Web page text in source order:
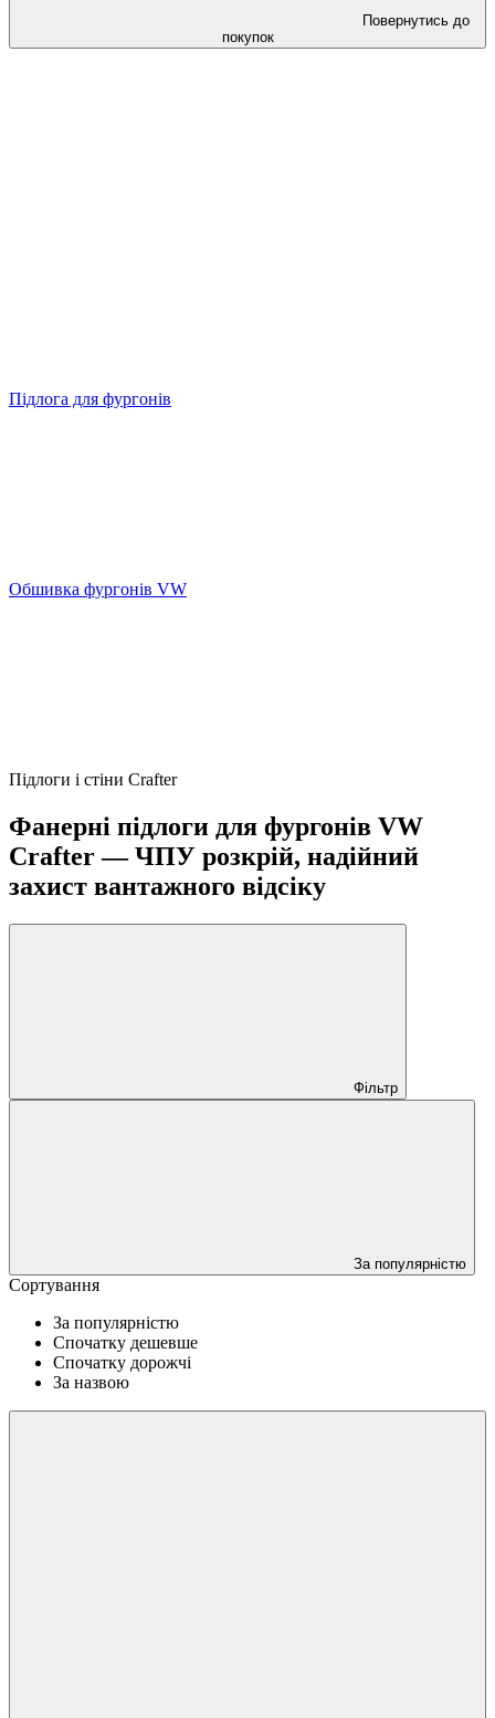
Повернутись до
покупок
Підлога для фургонів
Обшивка фургонів VW
Підлоги і стіни Crafter
Фанерні підлоги для фургонів VW
Crafter — ЧПУ розкрій, надійний
захист вантажного відсіку
Фільтр
За популярністю
Сортування
За популярністю
Спочатку дешевше
Спочатку дорожчі
За назвою